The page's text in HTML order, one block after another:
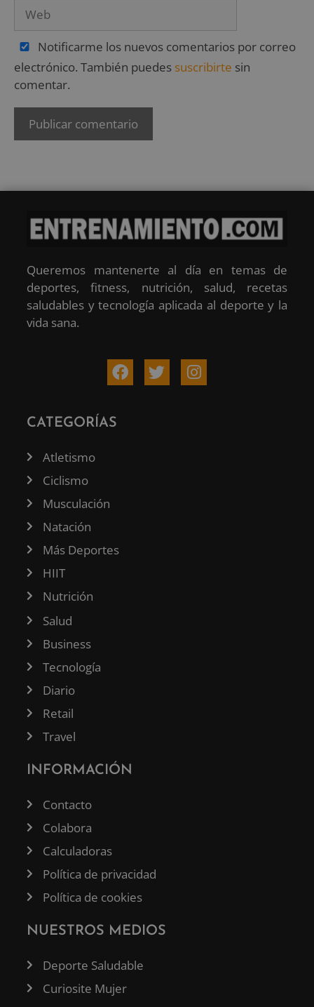
Notificarme los nuevos comentarios por correo
electrónico. También puedes suscribirte sin
comentar.
Queremos mantenerte al día en temas de
deportes, fitness, nutrición, salud, recetas
saludables y tecnología aplicada al deporte y la
vida sana.
CATEGORÍAS
Atletismo
Ciclismo
Musculación
Natación
Más Deportes
HIIT
Nutrición
Salud
Business
Tecnología
Diario
Retail
Travel
INFORMACIÓN
Contacto
Colabora
Calculadoras
Política de privacidad
Política de cookies
NUESTROS MEDIOS
Deporte Saludable
Curiosite Mujer